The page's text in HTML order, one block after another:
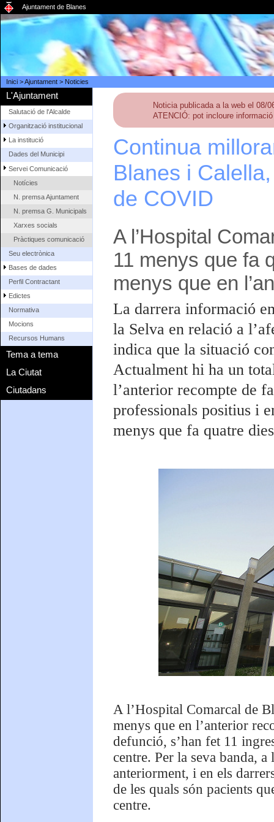
Ajuntament de Blanes
Inici>Ajuntament> Noticies
L'Ajuntament
Salutació de l'Alcalde
Organització institucional
La institució
Dades del Municipi
Servei Comunicació
Notícies
N. premsa Ajuntament
N. premsa G. Municipals
Xarxes socials
Pràctiques comunicació
Seu electrònica
Bases de dades
Perfil Contractant
Edictes
Normativa
Mocions
Recursos Humans
Tema a tema
La Ciutat
Ciutadans
Noticia publicada a la web el 08/
ATENCIÓ: pot incloure
Continua
Blanes i
de COVID
A l’Hospital
11 menys que fa
menys que en
La darrera informació
la Selva en relació a
indica que la situació
Actualment hi ha un
l’anterior recompte de
professionals positius i
menys que fa quatre
A l’Hospital Comarcal de
menys que en l’anterior
defunció, s’han fet 11
centre. Per la seva banda,
anteriorment, i en els
de les quals són pacients
centre.